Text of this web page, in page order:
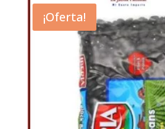
era:
$13.67.
es:
$9.99.
¡Oferta!